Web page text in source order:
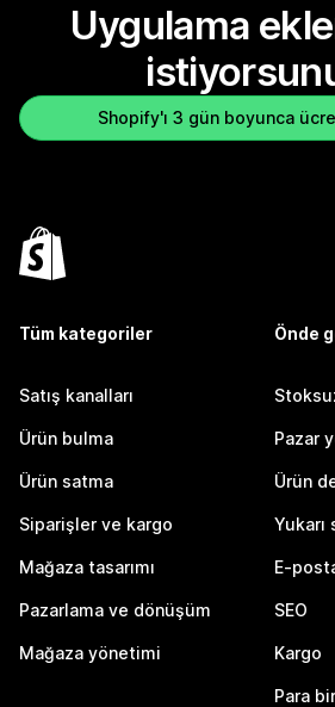
Uygulama
Shopify'ı 3 gün boyunca
Tüm kategoriler
Satış kanalları
Ürün bulma
Ürün satma
Siparişler ve kargo
Mağaza tasarımı
Pazarlama ve dönüşüm
Mağaza yönetimi
Önde
Pazar
Ürün
Yukarı
E-
SEO
Kargo
Para